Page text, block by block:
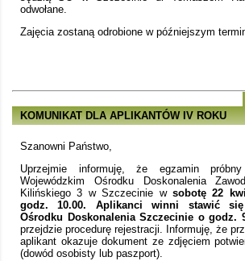
odwołane.
Zajęcia zostaną odrobione w późniejszym
KOMUNIKAT DLA APLIKANTÓW IV ROKU
Szanowni Państwo,
Uprzejmie informuję, że egzamin
Wojewódzkim Ośrodku Doskonalenia
Kilińskiego 3 w Szczecinie w sobotę 22
godz. 10.00. Aplikanci winni stawić
Ośrodku Doskonalenia Szczecinie o godz.
przejdzie procedurę rejestracji. Informuję, że
aplikant okazuje dokument ze zdjęciem
(dowód osobisty lub paszport).